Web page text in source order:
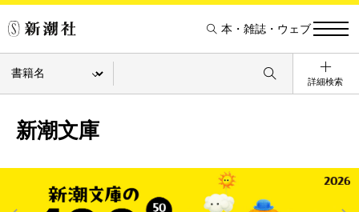
本・雑誌・ウェブ
詳細検索
新潮文庫